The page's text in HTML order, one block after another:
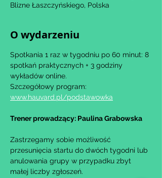
Blizne Łaszczyńskiego, Polska
O wydarzeniu
Spotkania 1 raz w tygodniu po 60 minut: 8
spotkań praktycznych + 3 godziny
wykładów online.
Szczegółowy program:
www.hauvard.pl/podstawowka
Trener prowadzący: Paulina Grabowska
Zastrzegamy sobie możliwość
przesunięcia startu do dwóch tygodni lub
anulowania grupy w przypadku zbyt
małej liczby zgłoszeń.